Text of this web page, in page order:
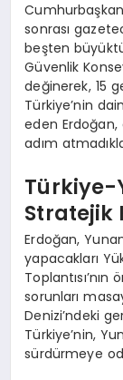
sonrası
beşten
Güvenlik
değinerek, 15
Türkiye’nin
eden
adım
Türkiye-
Stratejik
Erdoğan,
yapacakları
sorunları
Denizi’ndeki
Türkiye’nin,
sürdürmeye